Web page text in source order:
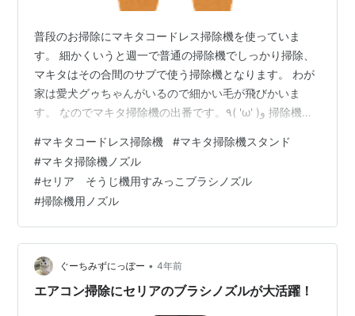
普段のお掃除にマキタコードレス掃除機を使っていま
す。 細かくいうと週一で普通の掃除機でしっかり掃除、
マキタはその合間のサブで使う掃除機となります。 わが
家は愛犬グゥちゃんがいるので細かい毛が飛びかいま
す。 なのでマキタ掃除機の出番です。٩( 'ω' )و 掃除機の
バがある）”タイプか、 ”純正の吸い込み穴だけの仕様” か
で違うんですねぇ〜(´⊙ω⊙`) カーペット用ノズルです。
↑ 純正の吸い込み穴だけのノズルです。↑ わが家は始め
から付いていたカーペット用ノズルで使用してました。
コレだとカーペットにはいいのですが、ノズル布のケバ
ケバにほこ…
#マキタコードレス掃除機 #マキタ掃除機スタンド
#マキタ掃除機ノズル
#セリア そうじ機用すみっこブラシノズル
#掃除機用ノズル
ぐーちみずにっぽー • 4年前
エアコン掃除にセリアのブラシノズルが大活躍！